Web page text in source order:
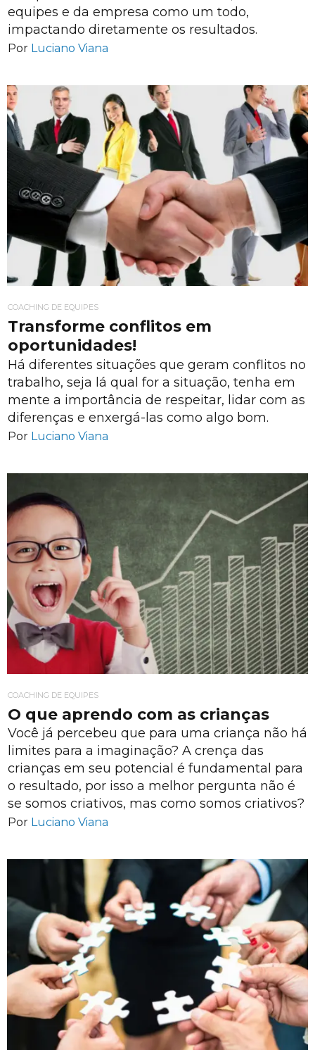
equipes e da empresa como um todo,
impactando diretamente os resultados.
Por Luciano Viana
COACHING DE EQUIPES
Transforme conflitos em
oportunidades!
Há diferentes situações que geram conflitos no
trabalho, seja lá qual for a situação, tenha em
mente a importância de respeitar, lidar com as
diferenças e enxergá-las como algo bom.
Por Luciano Viana
COACHING DE EQUIPES
O que aprendo com as crianças
Você já percebeu que para uma criança não há
limites para a imaginação? A crença das
crianças em seu potencial é fundamental para
o resultado, por isso a melhor pergunta não é
se somos criativos, mas como somos criativos?
Por Luciano Viana